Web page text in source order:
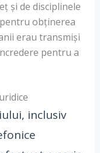
și de disciplinele
obținerea
erau transmiși
pentru a
inclusiv